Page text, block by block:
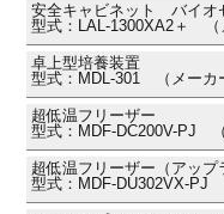
安全キャビネット バイオ
型式：LAL-1300XA2＋ （
卓上型培養装置
型式：MDL-301 （メーカ
超低温フリーザー
型式：MDF-DC200V-PJ （
超低温フリーザー（アップ
型式：MDF-DU302VX-PJ